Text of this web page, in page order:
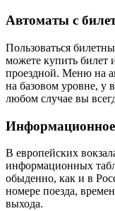
Автоматы с
Пользоваться
можете купить билет
проездной. Меню на
на базовом уровне, у
любом случае вы
Информационное
В европейских
информационных
обыденно, как и в
номере поезда,
выхода.